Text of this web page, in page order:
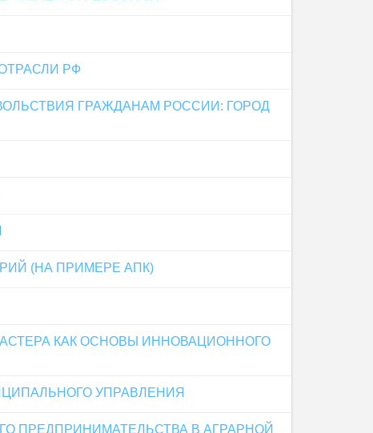
РФ
ГРАЖДАНАМ РОССИИ: ГОРОД
(НА ПРИМЕРЕ АПК)
КАК ОСНОВЫ ИННОВАЦИОННОГО
УПРАВЛЕНИЯ
ПРЕДПРИНИМАТЕЛЬСТВА В АГРАРНОЙ